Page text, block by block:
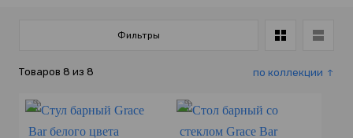
Товаров 8 из 8 по коллекции
Фильтры